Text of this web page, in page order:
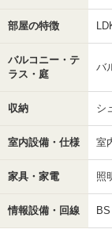
部屋の特徴
バルコニー・テ
ラス・庭
バ
収納 シ
室内設備・仕様 室
家具・家電 照
情報設備・回線 BS